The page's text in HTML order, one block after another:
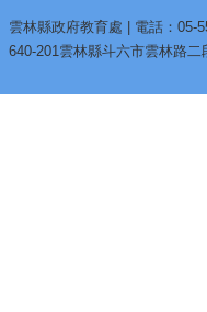
雲林縣政府教育處 | 電話：05-
640-201雲林縣斗六市雲林路